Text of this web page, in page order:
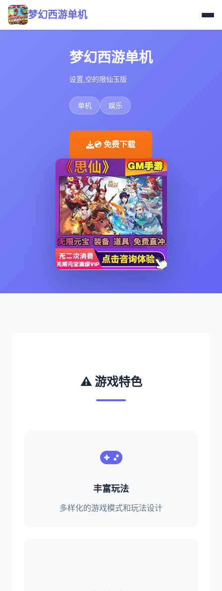
梦幻西游单机
梦幻西游单机
设置,空的限仙玉版
单机 娱乐
💿 免费下载
⚠️ 游戏特色
丰富玩法
多样化的游戏模式和玩法设计